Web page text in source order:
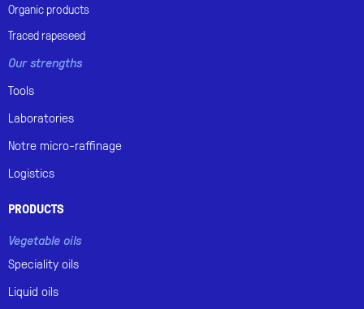
Organicproducts
Tracedrapeseed
Our strengths
Tools
Laboratories
Notre micro-raffinage
Logistics
PRODUCTS
Vegetable oils
Speciality oils
Liquid oils